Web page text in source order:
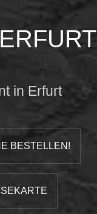
in Erfurt
BESTELLEN!